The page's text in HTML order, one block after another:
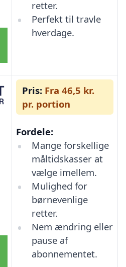
retter.
Perfekt til travle
hverdage.
Pris: Fra 46,5 kr.
pr. portion
Fordele:
Mange forskellige
måltidskasser at
vælge imellem.
Mulighed for
børnevenlige
retter.
Nem ændring eller
pause af
abonnementet.